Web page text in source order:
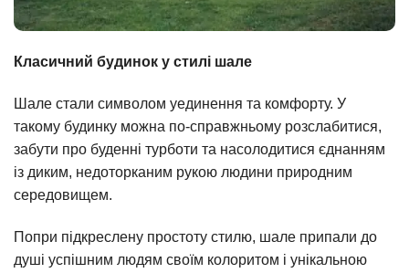
Класичний будинок у стилі шале
Шале стали символом уединення та комфорту. У
такому будинку можна по-справжньому розслабитися,
забути про буденні турботи та насолодитися єднанням
із диким, недоторканим рукою людини природним
середовищем.
Попри підкреслену простоту стилю, шале припали до
душі успішним людям своїм колоритом і унікальною